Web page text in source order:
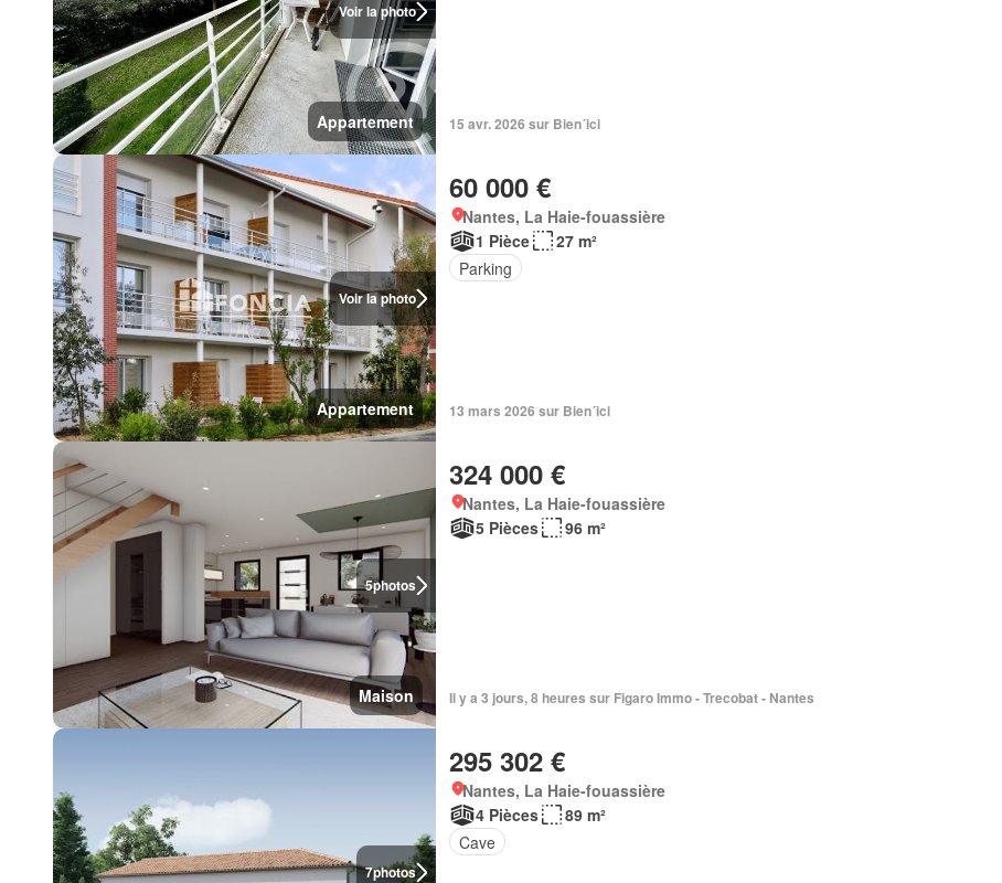
Voir la photo
Appartement 15 avr. 2026 sur Bien´ici
Voir la photo
Appartement
60 000 €
Nantes, La Haie-fouassière
1 Pièce
27 m²
Parking
13 mars 2026 sur Bien´ici
5photos
Maison
324 000 €
Nantes, La Haie-fouassière
5 Pièces
96 m²
Il y a 3 jours, 8 heures sur Figaro Immo - Trecobat - Nantes
7photos
295 302 €
Nantes, La Haie-fouassière
4 Pièces
89 m²
Cave